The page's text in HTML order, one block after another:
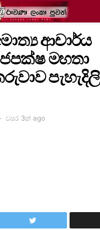
ආචාර්ය
මහතා
පැහැදිලි
වසර 3ක් ago